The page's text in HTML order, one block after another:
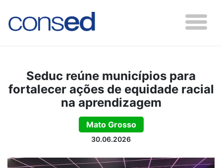
Seduc reúne municípios para
fortalecer ações de equidade racial
na aprendizagem
Mato Grosso
30.06.2026